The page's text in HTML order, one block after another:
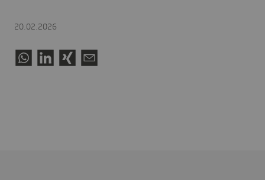
20.02.2026